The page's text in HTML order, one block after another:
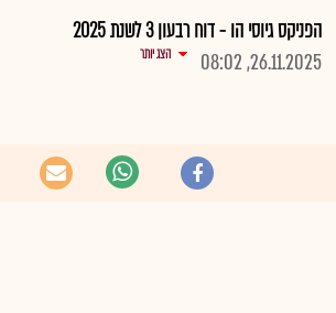
הפניקס גיוסי הו - דוח רבעון 3 לשנת 2025
26.11.2025, 08:02
הצג יותר